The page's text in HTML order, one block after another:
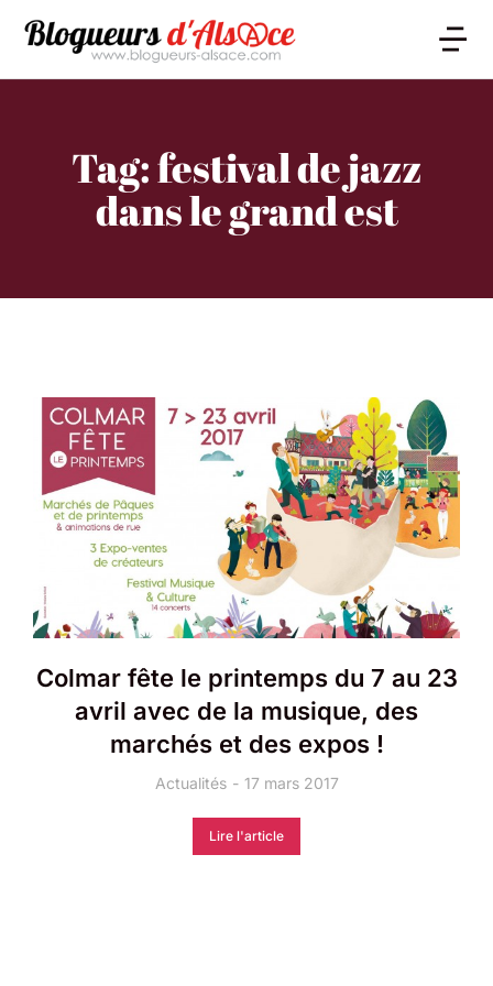
Tag: festival de jazz
dans le grand est
Colmar fête le printemps du 7 au 23
avril avec de la musique, des
marchés et des expos !
Actualités 17 mars 2017
Lire l'article